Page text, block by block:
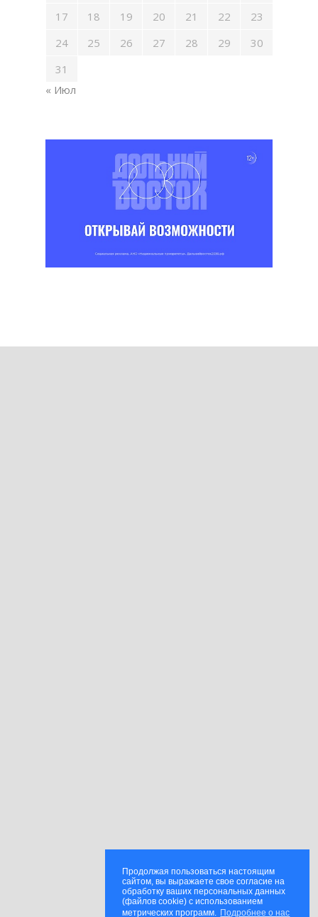
Продолжая пользоваться настоящим
сайтом, вы выражаете свое согласие на
обработку ваших персональных данных
(файлов cookie) с использованием
метрических программ. Подробнее о нас
17
18 19 20 21 22
23
24
25 26 27 28 29
30
31
« Июл